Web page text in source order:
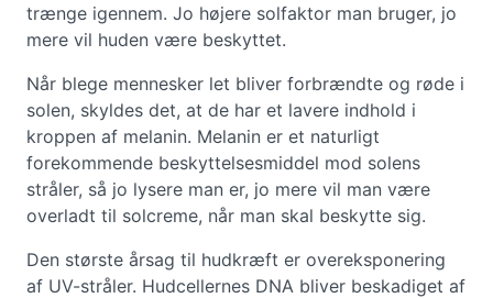
trænge igennem. Jo højere solfaktor man bruger, jo
mere vil huden være beskyttet.
Når blege mennesker let bliver forbrændte og røde i
solen, skyldes det, at de har et lavere indhold i
kroppen af melanin. Melanin er et naturligt
forekommende beskyttelsesmiddel mod solens
stråler, så jo lysere man er, jo mere vil man være
overladt til solcreme, når man skal beskytte sig.
Den største årsag til hudkræft er overeksponering
af UV-stråler. Hudcellernes DNA bliver beskadiget af